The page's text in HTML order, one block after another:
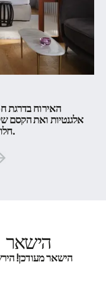
האירוח בדרגת
אלגנטיות ואת הקסם
חלונות באורך מלא, מהרגע שנכנסים לחדרים.
הישאר
הישאר מעודכן!